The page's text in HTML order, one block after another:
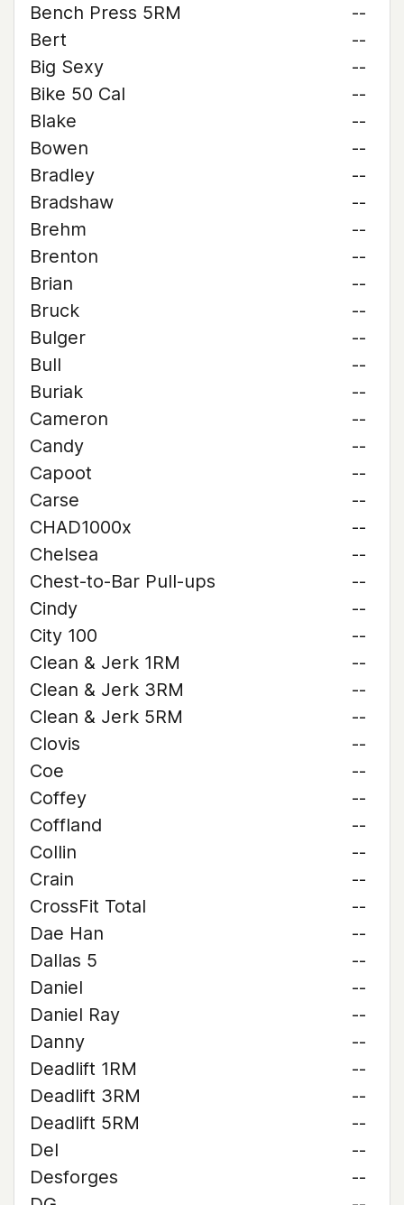
Bench Press 5RM
--
Bert
--
Big Sexy
--
Bike 50 Cal
--
Blake
--
Bowen
--
Bradley
--
Bradshaw
--
Brehm
--
Brenton
--
Brian
--
Bruck
--
Bulger
--
Bull
--
Buriak
--
Cameron
--
Candy
--
Capoot
--
Carse
--
CHAD1000x
--
Chelsea
--
Chest-to-Bar Pull-ups
--
Cindy
--
City 100
--
Clean & Jerk 1RM
--
Clean & Jerk 3RM
--
Clean & Jerk 5RM
--
Clovis
--
Coe
--
Coffey
--
Coffland
--
Collin
--
Crain
--
CrossFit Total
--
Dae Han
--
Dallas 5
--
Daniel
--
Daniel Ray
--
Danny
--
Deadlift 1RM
--
Deadlift 3RM
--
Deadlift 5RM
--
Del
--
Desforges
--